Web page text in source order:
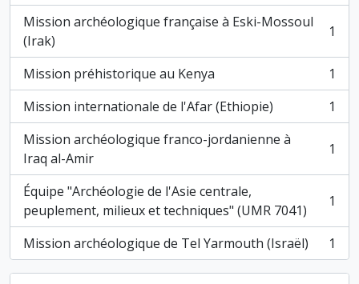
Mission archéologique française à Eski-Mossoul
(Irak)
, 1 résultats 1
Mission préhistorique au Kenya
, 1 résultats
1
Mission internationale de l'Afar (Ethiopie)
, 1 résultats
1
Mission archéologique franco-jordanienne à
Iraq al-Amir
, 1 résultats 1
Équipe "Archéologie de l'Asie centrale,
peuplement, milieux et techniques" (UMR 7041)
, 1 résultats 1
Mission archéologique de Tel Yarmouth (Israël)
, 1 résultats 1